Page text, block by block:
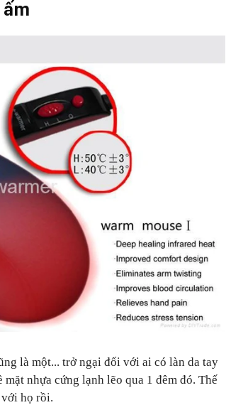
là một... trở ngại đối với ai có làn da tay
nhựa cứng lạnh lẽo qua 1 đêm đó. Thế
họ rồi.